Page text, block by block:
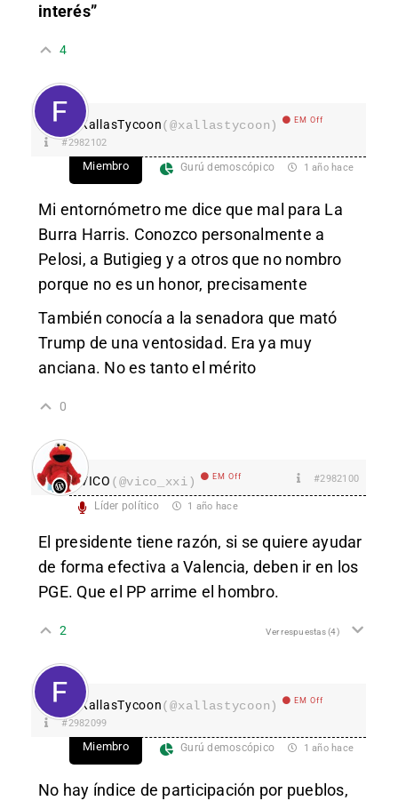
interés”
4
XallasTycoon(@xallastycoon) EM Off
#2982102
Miembro Gurú demoscópico 1 año hace
Mi entornómetro me dice que mal para La
Burra Harris. Conozco personalmente a
Pelosi, a Butigieg y a otros que no nombro
porque no es un honor, precisamente
También conocía a la senadora que mató
Trump de una ventosidad. Era ya muy
anciana. No es tanto el mérito
0
VICO (@vico_xxi) EM Off #2982100
Líder político 1 año hace
El presidente tiene razón, si se quiere ayudar
de forma efectiva a Valencia, deben ir en los
PGE. Que el PP arrime el hombro.
2 Ver respuestas(4)
XallasTycoon(@xallastycoon) EM Off
#2982099
Miembro Gurú demoscópico 1 año hace
No hay índice de participación por pueblos,